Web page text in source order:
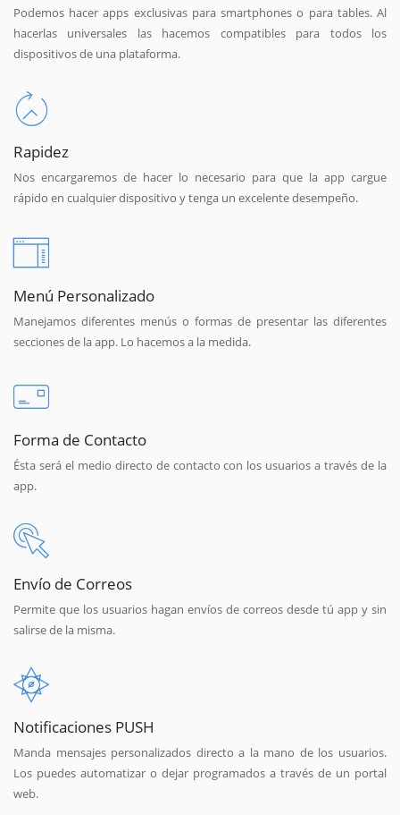
Podemos hacer apps exclusivas para smartphones o para tables. Al
hacerlas universales las hacemos compatibles para todos los
dispositivos de una plataforma.
Rapidez
Nos encargaremos de hacer lo necesario para que la app cargue
rápido en cualquier dispositivo y tenga un excelente desempeño.
Menú Personalizado
Manejamos diferentes menús o formas de presentar las diferentes
secciones de la app. Lo hacemos a la medida.
Forma de Contacto
Ésta será el medio directo de contacto con los usuarios a través de la
app.
Envío de Correos
Permite que los usuarios hagan envíos de correos desde tú app y sin
salirse de la misma.
Notificaciones PUSH
Manda mensajes personalizados directo a la mano de los usuarios.
Los puedes automatizar o dejar programados a través de un portal
web.